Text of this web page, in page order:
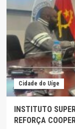
Cidade do Uíge
INSTITUTO
REFORÇA